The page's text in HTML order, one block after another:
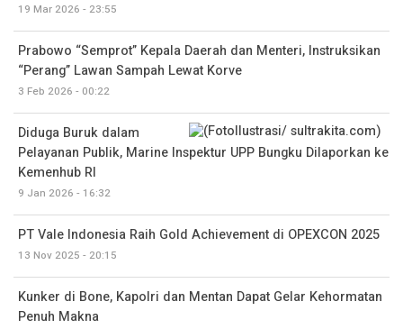
19 Mar 2026 - 23:55
Prabowo “Semprot” Kepala Daerah dan Menteri, Instruksikan
“Perang” Lawan Sampah Lewat Korve
3 Feb 2026 - 00:22
Diduga Buruk dalam
Pelayanan Publik, Marine Inspektur UPP Bungku Dilaporkan ke
Kemenhub RI
9 Jan 2026 - 16:32
PT Vale Indonesia Raih Gold Achievement di OPEXCON 2025
13 Nov 2025 - 20:15
Kunker di Bone, Kapolri dan Mentan Dapat Gelar Kehormatan
Penuh Makna